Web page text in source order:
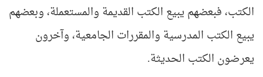
الكتب، فبعضهم يبيع الكتب القديمة والمستعملة، وبعضهم
يبيع الكتب المدرسية والمقررات الجامعية، وآخرون
يعرضون الكتب الحديثة.